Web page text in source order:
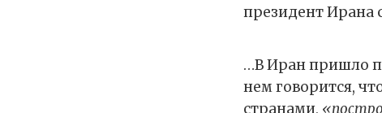
президент Ирана
…В Иран пришло
нем говорится,
странами,